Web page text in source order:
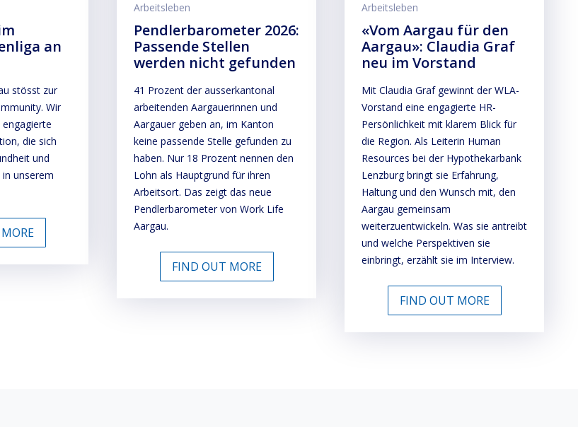
an
stösst zur
Wir
die sich
und
unserem
Arbeitsleben
Pendlerbarometer 2026:
Passende Stellen
werden nicht gefunden
41 Prozent der ausserkantonal
arbeitenden Aargauerinnen und
Aargauer geben an, im Kanton
keine passende Stelle gefunden zu
haben. Nur 18 Prozent nennen den
Lohn als Hauptgrund für ihren
Arbeitsort. Das zeigt das neue
Pendlerbarometer von Work Life
Aargau.
FIND OUT MORE
Arbeitsleben
«Vom Aargau für den
Aargau»: Claudia Graf
neu im Vorstand
Mit Claudia Graf gewinnt der WLA-
Vorstand eine engagierte HR-
Persönlichkeit mit klarem Blick für
die Region. Als Leiterin Human
Resources bei der Hypothekarbank
Lenzburg bringt sie Erfahrung,
Haltung und den Wunsch mit, den
Aargau gemeinsam
weiterzuentwickeln. Was sie antreibt
und welche Perspektiven sie
einbringt, erzählt sie im Interview.
FIND OUT MORE